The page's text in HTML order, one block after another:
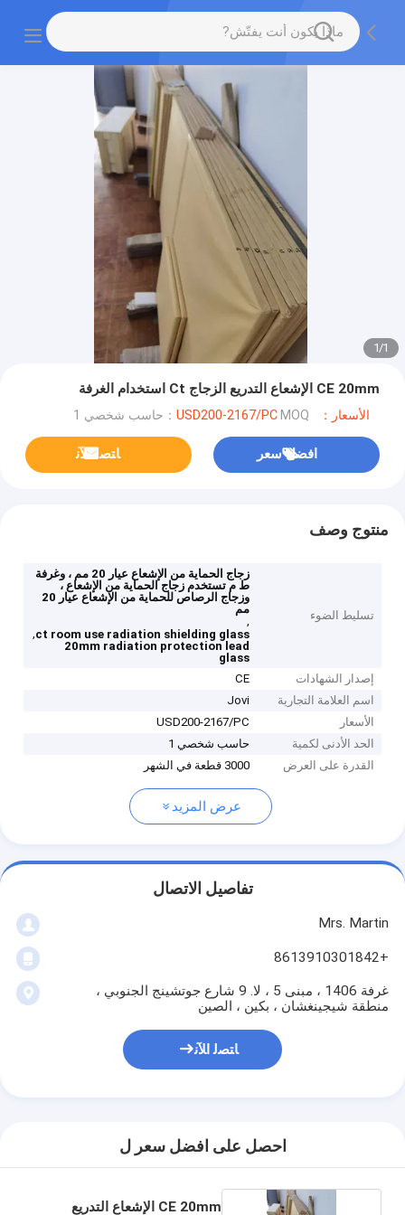
1
/
1
CE 20mm الإشعاع التدريع الزجاج Ct استخدام الغرفة
الأسعار：USD200-2167/PC MOQ：حاسب شخصي 1
افضل سعر ﺎﺘﺼﻟ ﺍﻶﻧ
منتوج وصف
تسليط الضوء
زجاج الحماية من الإشعاع عيار 20 مم ، وغرفة
ط م تستخدم زجاج الحماية من الإشعاع ،
وزجاج الرصاص للحماية من الإشعاع عيار 20
مم
,
ct room use radiation shielding glass
,
20mm radiation protection lead
glass
إصدار الشهادات
CE
اسم العلامة التجارية
Jovi
الأسعار
USD200-2167/PC
الحد الأدنى لكمية
حاسب شخصي 1
القدرة على العرض
3000 قطعة في الشهر
عرض المزيد
تفاصيل الاتصال
Mrs. Martin
+8613910301842
غرفة 1406 ، مبنى 5 ، لا. 9 شارع جوتشينج الجنوبي ،
منطقة شيجينغشان ، بكين ، الصين
ﺎﺘﺼﻟ ﺍﻶﻧ
احصل على افضل سعر ل
CE 20mm الإشعاع التدريع